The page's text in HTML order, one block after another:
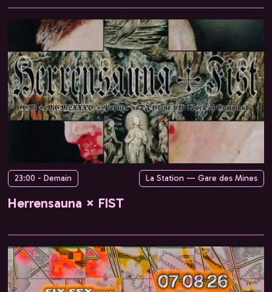
23:00 - Demain La Station — Gare des Mines
Herrensauna × FIST